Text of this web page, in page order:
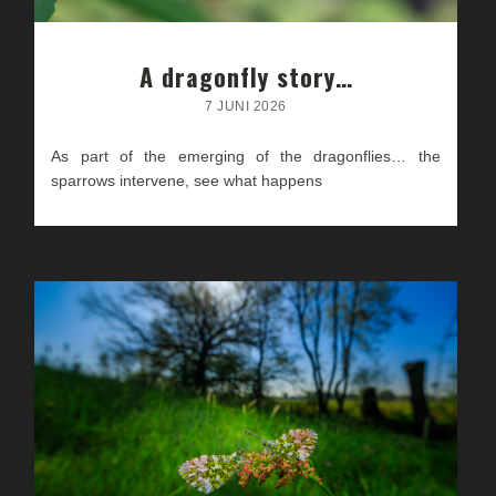
A dragonfly story…
7 JUNI 2026
As part of the emerging of the dragonflies… the
sparrows intervene, see what happens